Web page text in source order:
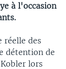
à l'occasion
réelle des
détention de
lors